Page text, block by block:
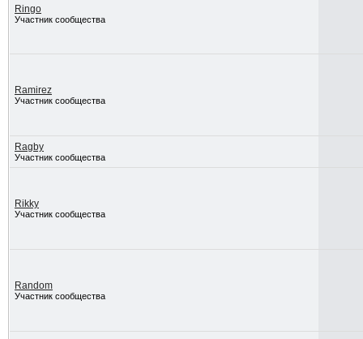
Ringo
Участник сообщества
Ramirez
Участник сообщества
Ragby
Участник сообщества
Rikky
Участник сообщества
Random
Участник сообщества